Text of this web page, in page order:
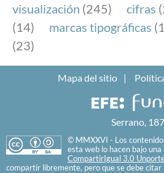
visualización (245) cifras
(14)
marcas tipográficas
(23)
Mapa del sitio
Serrano,
© MMXXVI - Los
esta web lo hacen bajo una
CompartirIgual 3.0
compartir libremente, pero que se debe